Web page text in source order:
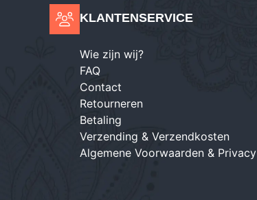
KLANTENSERVICE
Wie zijn wij?
FAQ
Contact
Retourneren
Betaling
Verzending & Verzendkosten
Algemene Voorwaarden & Privacy